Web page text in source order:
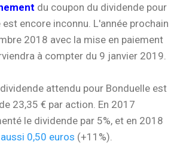
du coupon du dividende pour
encore inconnu. L'année prochain
2018 avec la mise en paiement
à compter du 9 janvier 2019.
attendu pour Bonduelle est
23,35 € par action. En 2017
le dividende par 5%, et en 2018
0,50 euros (+11%).